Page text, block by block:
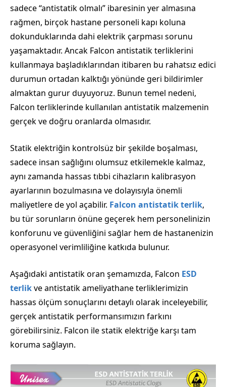
sadece “antistatik olmalı” ibaresinin yer almasına
rağmen, birçok hastane personeli kapı koluna
dokunduklarında dahi elektrik çarpması sorunu
yaşamaktadır. Ancak Falcon antistatik terliklerini
kullanmaya başladıklarından itibaren bu rahatsız edici
durumun ortadan kalktığı yönünde geri bildirimler
almaktan gurur duyuyoruz. Bunun temel nedeni,
Falcon terliklerinde kullanılan antistatik malzemenin
gerçek ve doğru oranlarda olmasıdır.
Statik elektriğin kontrolsüz bir şekilde boşalması,
sadece insan sağlığını olumsuz etkilemekle kalmaz,
aynı zamanda hassas tıbbi cihazların kalibrasyon
ayarlarının bozulmasına ve dolayısıyla önemli
maliyetlere de yol açabilir. Falcon antistatik terlik,
bu tür sorunların önüne geçerek hem personelinizin
konforunu ve güvenliğini sağlar hem de hastanenizin
operasyonel verimliliğine katkıda bulunur.
Aşağıdaki antistatik oran şemamızda, Falcon ESD
terlikve antistatik ameliyathane terliklerimizin
hassas ölçüm sonuçlarını detaylı olarak inceleyebilir,
gerçek antistatik performansımızın farkını
görebilirsiniz. Falcon ile statik elektriğe karşı tam
koruma sağlayın.